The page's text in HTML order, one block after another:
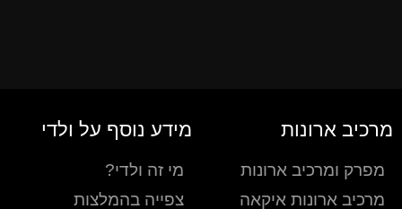
מרכיב ארונות
מפרק ומרכיב ארונות
מרכיב ארונות איקאה
מידע נוסף על ולדי
מי זה ולדי?
צפייה בהמלצות